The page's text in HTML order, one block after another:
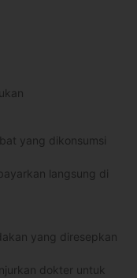
yang dikonsumsi
langsung di
yang diresepkan
dokter untuk